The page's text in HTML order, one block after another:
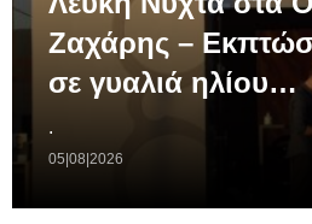
Ζαχάρης –
σε γυαλιά ηλίου…
.
05|08|2026